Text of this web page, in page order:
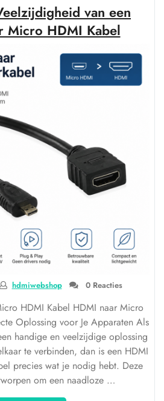
van een
Micro HDMI Kabel
hdmiwebshop 0 Reacties
HDMI Kabel HDMI naar Micro
Oplossing voor Je Apparaten Als
handige en veelzijdige oplossing
te verbinden, dan is een HDMI
precies wat je nodig hebt. Deze
om een naadloze …